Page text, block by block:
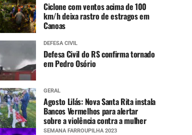
Ciclone com ventos acima de 100
km/h deixa rastro de estragos em
Canoas
DEFESA CIVIL
Defesa Civil do RS confirma tornado
em Pedro Osório
GERAL
Agosto Lilás: Nova Santa Rita instala
Bancos Vermelhos para alertar
sobre a violência contra a mulher
SEMANA FARROUPILHA 2023